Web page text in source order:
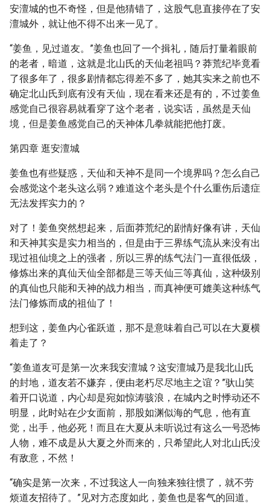
安澶城的也不奇怪，但是他猜错了，这股气息直接停在了安
澶城外，就让他不得不出来一见了。
“姜鱼，见过道友。”姜鱼也回了一个揖礼，随后打量着眼前
的老者，暗道，这就是北山氏的天仙老祖吗？莽荒纪毕竟看
了很多年了，很多剧情都忘得差不多了，她其实来之前也不
确定北山氏到底有没有天仙，现在看来还是有的，不过姜鱼
感觉自己很容易就看穿了这个老者，说实话，虽然是天仙
境，但是姜鱼感觉自己的天神体几拳就能把他打废。
第四章 逛安澶城
姜鱼也有些疑惑，天仙和天神不是同一个境界吗？怎么自己
会感觉这个老头这么弱？难道这个老头是个什么重伤后遗症
无法发挥实力的？
对了！姜鱼突然想起来，后面莽荒纪的剧情好像有讲，天仙
和天神其实是实力相当的，但是由于三界练气流从来没有出
现过祖仙境之上的强者，所以三界的练气法门一直很低级，
修炼出来的真仙天仙全部都是三等天仙三等真仙，这种级别
的真仙也只能和天神的战力相当，而真神便可媲美这种练气
法门修炼而成的祖仙了！
想到这，姜鱼内心雀跃道，那不是意味着自己可以在大夏横
着走了？
“姜鱼道友可是第一次来我安澶城？这安澶城乃是我北山氏
的封地，道友若不嫌弃，便由老朽尽尽地主之谊？”驮山笑
着开口说道，内心却是宛如惊涛骇浪，在城内之时悸动还不
明显，此时站在少女面前，那股如渊似海的气息，他有直
觉，出手，他必死！而且在大夏从未听说过有这么一号恐怖
人物，难不成是从大夏之外而来的，只希望此人对北山氏没
有敌意，不然！
“确实是第一次来，不过我这人一向独来独往惯了，就不劳
烦道友招待了。”见对方态度如此，姜鱼也是客气的回道。